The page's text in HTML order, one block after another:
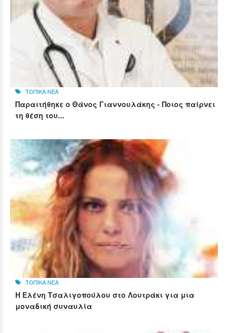
ΤΟΠΙΚΑ ΝΕΑ
Παραιτήθηκε ο Θάνος Γιαννουλάκης - Ποιος παίρνει
τη θέση του...
ΤΟΠΙΚΑ ΝΕΑ
Η Ελένη Τσαλιγοπούλου στο Λουτράκι για μια
μοναδική συναυλία